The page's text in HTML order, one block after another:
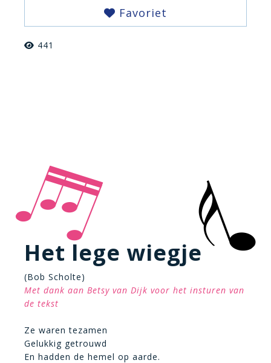
Favoriet
441
Het lege wiegje
(Bob Scholte)
Met dank aan Betsy van Dijk voor het insturen van
de tekst
Ze waren tezamen
Gelukkig getrouwd
En hadden de hemel op aarde.